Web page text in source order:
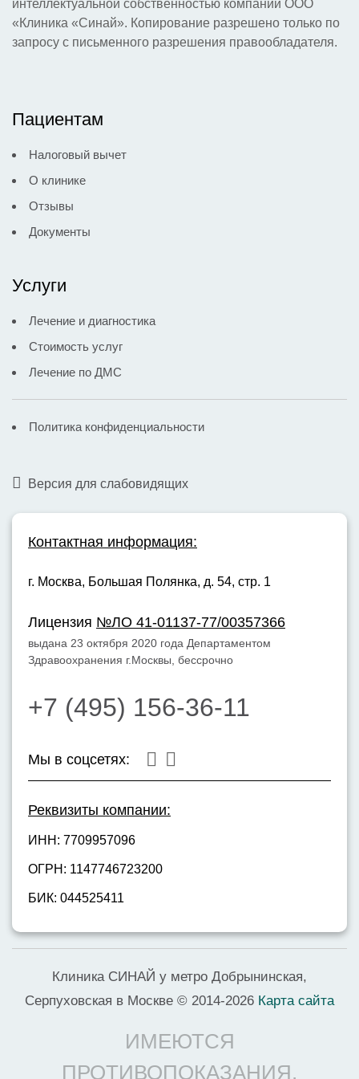
5) Кровотечения менопаузального периода –
указывают на патологию в работе половых
Для выявления причины кровотечения
необходим осмотр у гинеколога, который может
интеллектуальной собственностью компании ООО
«Клиника «Синай». Копирование разрешено только по
запросу с письменного разрешения правообладателя.
Пациентам
Налоговый вычет
О клинике
Отзывы
Документы
Услуги
Лечение и диагностика
Стоимость услуг
Лечение по ДМС
Политика конфиденциальности
Версия для слабовидящих
Контактная информация:
г. Москва, Большая Полянка, д. 54, стр. 1
Лицензия №ЛО 41-01137-77/00357366
выдана 23 октября 2020 года Департаментом
Здравоохранения г.Москвы, бессрочно
+7 (495) 156-36-11
Мы в соцсетях:
Реквизиты компании:
ИНН: 7709957096
ОГРН: 1147746723200
БИК: 044525411
Клиника СИНАЙ у метро Добрынинская,
Серпуховская в Москве © 2014-2026 Карта сайта
ИМЕЮТСЯ
ПРОТИВОПОКАЗАНИЯ,